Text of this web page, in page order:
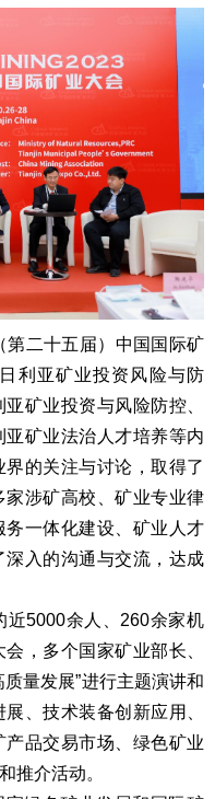
第二十五届）中国国际矿
利亚矿业投资风险与防
矿业投资与风险防控、
矿业法治人才培养等内
的关注与讨论，取得了
涉矿高校、矿业专业律
一体化建设、矿业人才
入的沟通与交流，达成
近5000余人、260余家机
，多个国家矿业部长、
量发展”进行主题演讲和
、技术装备创新应用、
品交易市场、绿色矿业
推介活动。